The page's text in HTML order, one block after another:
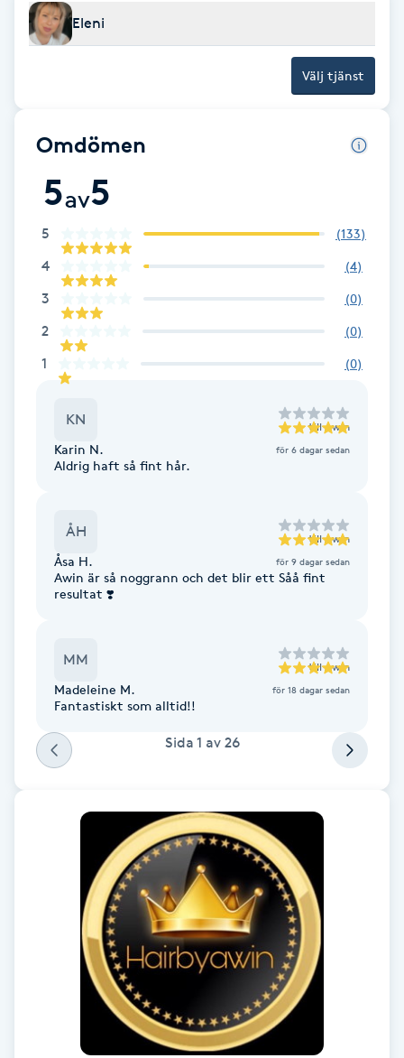
Fransk manikyr
Frisör
Funktionsanalys
Färgning
Gellack
Gravidmassage
Gravidyoga
Gruppträning
Gua Sha-massage
Hatha Yoga
Eleni
Välj tjänst
Omdömen
5av5
5 (133)
4 (4)
3 (0)
2 (0)
1 (0)
KN till Awin
Karin N. för 6 dagar sedan
Aldrig haft så fint hår.
ÅH till Awin
Åsa H. för 9 dagar sedan
Awin är så noggrann och det blir ett Såå fint
resultat ❣️
MM till Awin
Madeleine M. för 18 dagar sedan
Fantastiskt som alltid!!
Sida 1 av 26